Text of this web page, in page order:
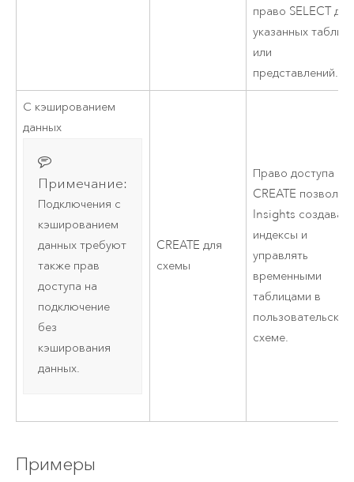
право SELECT для
указанных таблиц
или
представлений.
С кэшированием
данных
Примечание:
Подключения с
кэшированием
данных требуют
также прав
доступа на
подключение
без
кэширования
данных.
CREATE для
схемы
Право доступа
CREATE
Insights создавать
индексы и
управлять
временными
таблицами в
пользовательской
схеме.
Примеры